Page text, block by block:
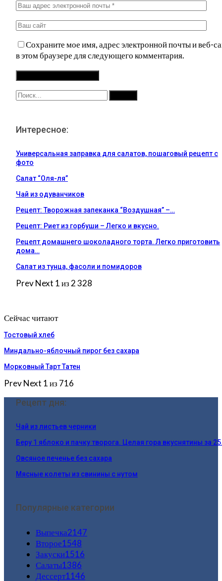
Сохраните мое имя, адрес электронной почты и веб-
в этом браузере для следующего комментария.
Интересное:
Универсальная заправка для салатов, пошаговый рецепт с
фото
Салат “Оля-ля”
Чай из одуванчиков
Рецепт: Творожная запеканка “Воздушная” –…
Рецепт: Риет из горбуши – Легко и вкусно.
Рецепт домашнего шоколадного торта. Легко приготовить
дома…
Салат из тунца, фасоли и помидоров
PrevNext 1 из 2 328
Сейчас читают
Тостовый хлеб
Миндально-яблочный пирог без сахара
Морковный Тарт Татен
PrevNext 1 из 716
Рецепт дня:
Чай из листьев черники
Беру 1 яблоко и пачку творога. Целая гора вкуснятины за
Овсяное печенье без сахара
Мясные колеты из свинины с нутом
Популярные категории
Выпечка2147
Второе1548
Закуски1516
Салаты1386
Дессерт1146